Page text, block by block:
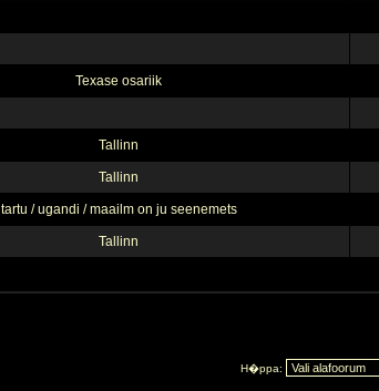
Texase osariik
Tallinn
Tallinn
tartu / ugandi / maailm on ju seenemets
Tallinn
H�ppa: